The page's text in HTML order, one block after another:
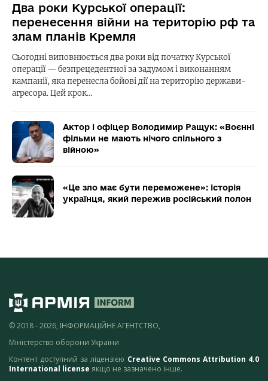
Два роки Курської операції:
перенесення війни на територію рф та
злам планів Кремля
Сьогодні виповнюється два роки від початку Курської
операції — безпрецедентної за задумом і виконанням
кампанії, яка перенесла бойові дії на територію держави-
агресора. Цей крок…
Актор і офіцер Володимир Ращук: «Воєнні
фільми не мають нічого спільного з
війною»
«Це зло має бути переможене»: історія
українця, який пережив російський полон
© 2018 - 2026, ІНФОРМАЦІЙНЕ АГЕНТСТВО,
Міністерство оборони України
Контент доступний за ліцензією Creative Commons Attribution 4.0
International license якщо не зазначено інше.